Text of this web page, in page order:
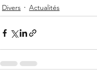
Divers
Actualités